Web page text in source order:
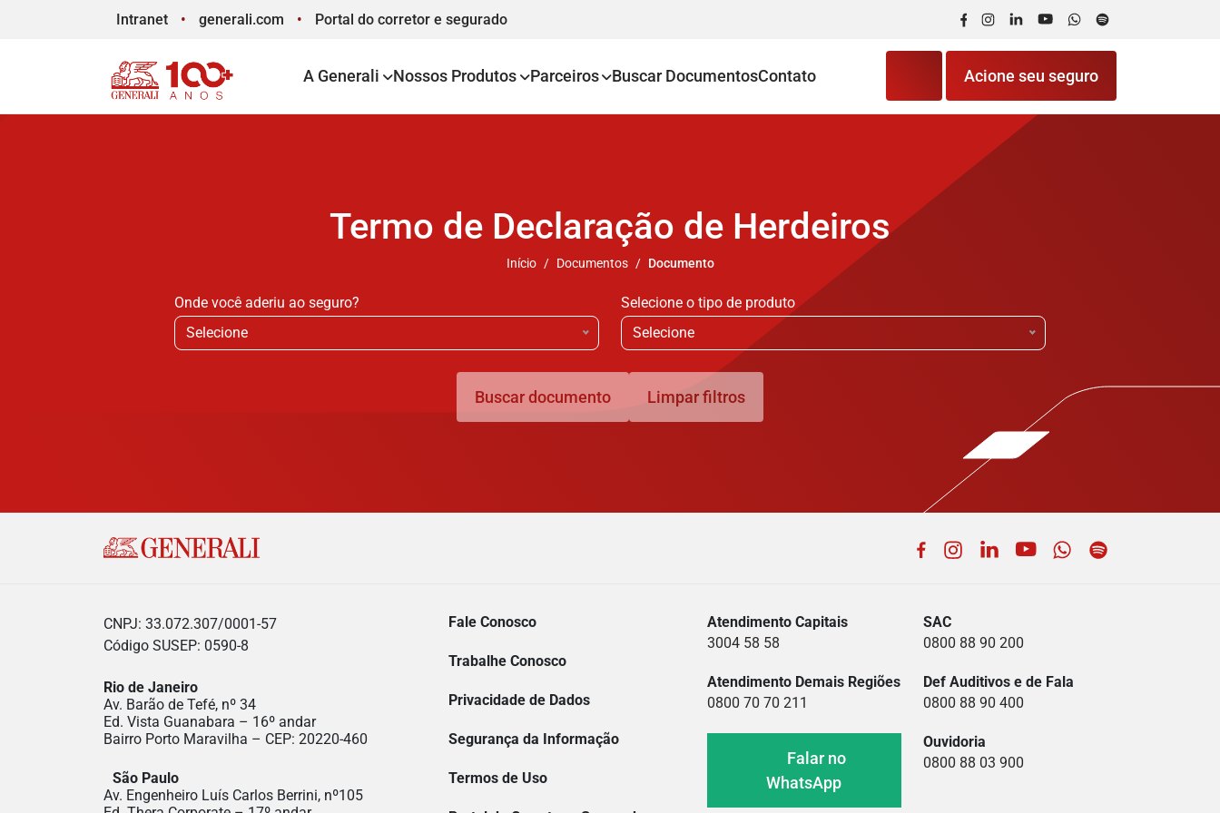
Intranet generali.com Portal do corretor e segurado FacebookInstagram
LinkedInYouTubeWhatsApp
Spotify
A Generali Nossos Produtos Parceiros Buscar DocumentosContato Acione seu seguro
Termo de Declaração de Herdeiros
Início Documentos Documento
Onde você aderiu ao seguro?
Selecione
Selecione o tipo de produto
Selecione
Buscar documento Limpar filtros
Facebook
Instagram
LinkedIn
YouTubeWhatsApp
CNPJ: 33.072.307/0001-57
Código SUSEP: 0590-8
Rio de Janeiro
Av. Barão de Tefé, nº 34
Ed. Vista Guanabara – 16º andar
Bairro Porto Maravilha – CEP: 20220-460
São Paulo
Av. Engenheiro Luís Carlos Berrini, nº105
Fale Conosco
Trabalhe Conosco
Privacidade de Dados
Segurança da Informação
Termos de Uso
Atendimento Capitais
3004 58 58
Atendimento Demais Regiões
0800 70 70 211
Falar no
WhatsApp
SAC
0800 88 90 200
Def Auditivos e de Fala
0800 88 90 400
Ouvidoria
0800 88 03 900